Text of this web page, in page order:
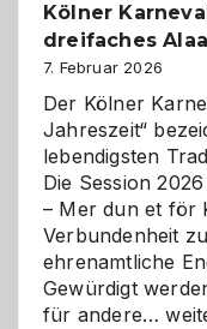
Kölner
dreifaches
7. Februar 2026
Der Kölner
Jahreszeit“
lebendigsten
Die Session
– Mer dun et för
Verbundenheit
ehrenamtliche
Gewürdigt
für andere…